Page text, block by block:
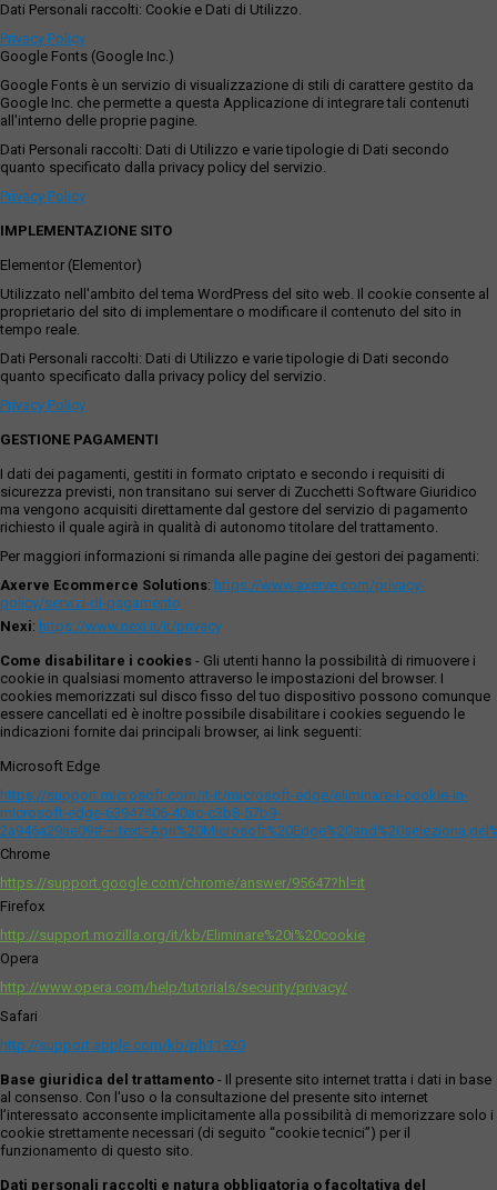
Dati Personali raccolti: Cookie e Dati di Utilizzo.
Privacy Policy
Google Fonts (Google Inc.)
Google Fonts è un servizio di visualizzazione di stili di carattere gestito da
Google Inc. che permette a questa Applicazione di integrare tali contenuti
all'interno delle proprie pagine.
Dati Personali raccolti: Dati di Utilizzo e varie tipologie di Dati secondo
quanto specificato dalla privacy policy del servizio.
Privacy Policy
IMPLEMENTAZIONE SITO
Elementor (Elementor)
Utilizzato nell'ambito del tema WordPress del sito web. Il cookie consente al
proprietario del sito di implementare o modificare il contenuto del sito in
tempo reale.
Dati Personali raccolti: Dati di Utilizzo e varie tipologie di Dati secondo
quanto specificato dalla privacy policy del servizio.
Privacy Policy
GESTIONE PAGAMENTI
I dati dei pagamenti, gestiti in formato criptato e secondo i requisiti di
sicurezza previsti, non transitano sui server di Zucchetti Software Giuridico
ma vengono acquisiti direttamente dal gestore del servizio di pagamento
richiesto il quale agirà in qualità di autonomo titolare del trattamento.
Per maggiori informazioni si rimanda alle pagine dei gestori dei pagamenti:
Axerve Ecommerce Solutions: https://www.axerve.com/privacy-
policy/servizi-di-pagamento
Nexi: https://www.nexi.it/it/privacy
Come disabilitare i cookies - Gli utenti hanno la possibilità di rimuovere i
cookie in qualsiasi momento attraverso le impostazioni del browser. I
cookies memorizzati sul disco fisso del tuo dispositivo possono comunque
essere cancellati ed è inoltre possibile disabilitare i cookies seguendo le
indicazioni fornite dai principali browser, ai link seguenti:
Microsoft Edge
https://support.microsoft.com/it-it/microsoft-edge/eliminare-i-cookie-in-
microsoft-edge-63947406-40ac-c3b8-57b9-
Chrome
https://support.google.com/chrome/answer/95647?hl=it
Firefox
http://support.mozilla.org/it/kb/Eliminare%20i%20cookie
Opera
http://www.opera.com/help/tutorials/security/privacy/
Safari
http://support.apple.com/kb/ph11920
Base giuridica del trattamento - Il presente sito internet tratta i dati in base
al consenso. Con l'uso o la consultazione del presente sito internet
l’interessato acconsente implicitamente alla possibilità di memorizzare solo i
cookie strettamente necessari (di seguito “cookie tecnici”) per il
funzionamento di questo sito.
Dati personali raccolti e natura obbligatoria o facoltativa del